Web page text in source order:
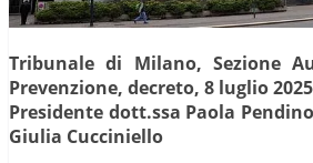
Tribunale di Milano, Sezione
Prevenzione, decreto, 8 luglio 2025
Presidente dott.ssa Paola
Giulia Cucciniello